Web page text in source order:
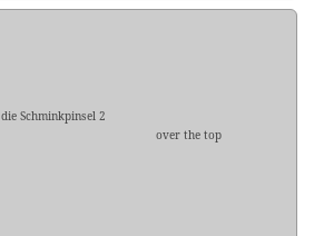
die Schminkpinsel 2
over the top